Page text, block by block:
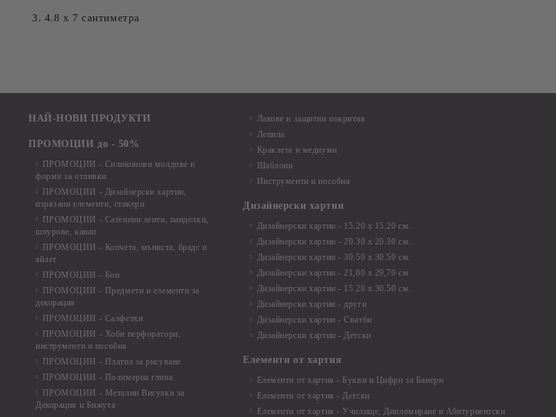
3. 4.8 х 7 сантиметра
НАЙ-НОВИ ПРОДУКТИ
ПРОМОЦИИ до - 50%
ПРОМОЦИИ - Силиконови молдове и
форми за отливки
ПРОМОЦИИ - Дизайнерски хартии,
изрязани елементи, стикери
ПРОМОЦИИ - Сатенени ленти, панделки,
шнурове, канап
ПРОМОЦИИ - Копчета, мъниста, брадс и
айлет
ПРОМОЦИИ - Бои
ПРОМОЦИИ - Предмети и елементи за
декорация
ПРОМОЦИИ - Салфетки
ПРОМОЦИИ - Хоби перфоратори,
инструменти и пособия
ПРОМОЦИИ - Платна за рисуване
ПРОМОЦИИ - Полимерна глина
ПРОМОЦИИ - Метални Висулки за
Декорация и Бижута
Лакове и защитни покрития
Лепила
Краклета и медиуми
Шаблони
Инструменти и пособия
Дизайнерски хартии
Дизайнерски хартии - 15.20 х 15.20 см.
Дизайнерски хартии - 20.30 х 20.30 см.
Дизайнерски хартии - 30.50 х 30.50 см.
Дизайнерски хартии - 21,00 х 29,70 см
Дизайнерски хартии - 15.20 x 30.50 см.
Дизайнерски хартии - други
Дизайнерски хартии - Сватби
Дизайнерски хартии - Детски
Елементи от хартия
Елементи от хартия - Букви и Цифри за Банери
Елементи от хартия - Детски
Елементи от хартия - Училище, Дипломиране и Абитуриентски